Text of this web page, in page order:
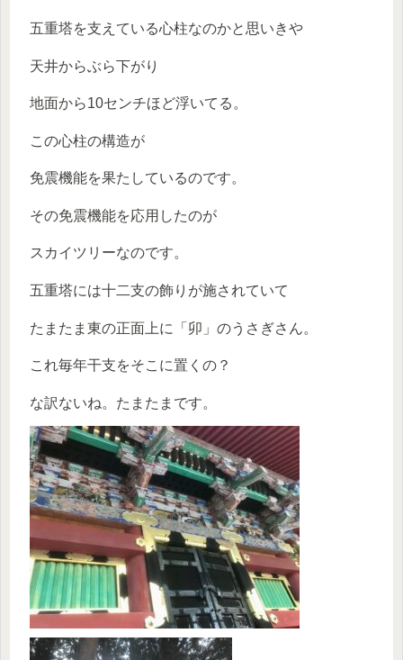
五重塔を支えている心柱なのかと思いきや
天井からぶら下がり
地面から10センチほど浮いてる。
この心柱の構造が
免震機能を果たしているのです。
その免震機能を応用したのが
スカイツリーなのです。
五重塔には十二支の飾りが施されていて
たまたま東の正面上に「卯」のうさぎさん。
これ毎年干支をそこに置くの？
な訳ないね。たまたまです。